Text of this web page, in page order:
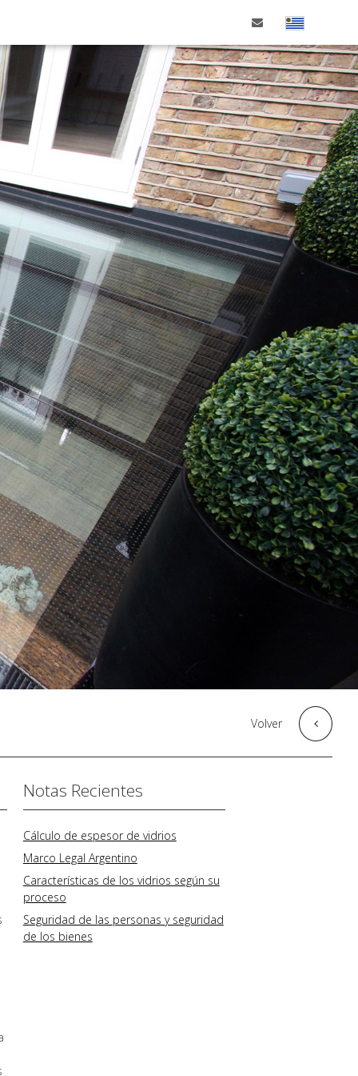
Volver
Notas Recientes
Cálculo de espesor de vidrios
Marco Legal Argentino
Características de los vidrios según su
proceso
Seguridad de las personas y seguridad
de los bienes